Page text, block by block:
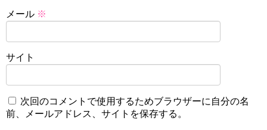
メール ※
サイト
次回のコメントで使用するためブラウザーに自分の名
前、メールアドレス、サイトを保存する。